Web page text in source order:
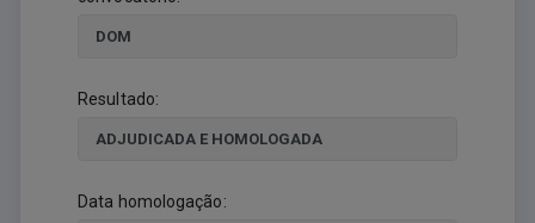
Resultado:
Data homologação: